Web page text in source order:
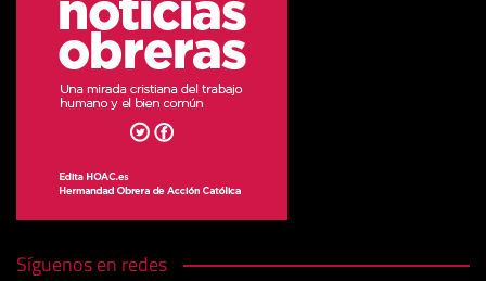
Síguenos en redes